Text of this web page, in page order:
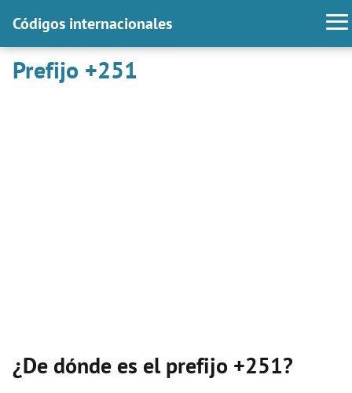
Códigos internacionales
Prefijo +251
¿De dónde es el prefijo +251?